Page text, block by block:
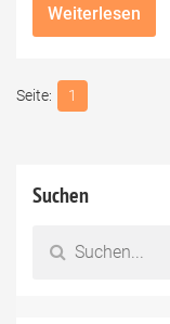
Weiterlesen
1
Suchen